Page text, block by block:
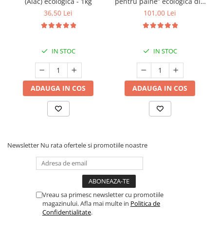
36,50 Lei
IN STOC
ADAUGA IN COS
33% Spelta, 33% Secară și
101,00 Lei
IN STOC
ADAUGA IN COS
Newsletter Nu rata ofertele si promotiile noastre
Vreau sa primesc newsletter cu promotiile
magazinului. Afla mai multe in Politica de
Confidentialitate.